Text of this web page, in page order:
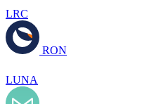
LRC
RON
LUNA